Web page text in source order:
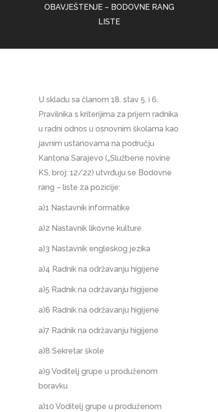
OBAVJEŠTENJE – BODOVNE RANG
LISTE
U skladu sa članom 18. stav 5. i 6.
Pravilnika s kriterijima za prijem radnika
u radni odnos u osnovnim školama kao
javnim ustanovama na području
Kantona Sarajevo („Službene novine
KS, broj: 12/22) utvrđuju se Bodovne
rang – liste za pozicije:
a)1 Nastavnik informatike
a)2 Nastavnik likovne kulture
a)3 Nastavnik engleskog jezika
a)4 Radnik na održavanju higijene
a)5 Radnik na održavanju higijene
a)6 Radnik na održavanju higijene
a)7 Radnik na održavanju higijene
a)8 Sekretar škole
a)9 Voditelj grupe u produženom
boravku
a)10 Voditelj grupe u produženom